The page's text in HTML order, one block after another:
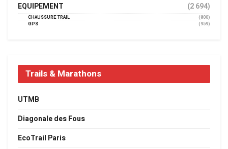
EQUIPEMENT (2 694)
CHAUSSURE TRAIL
(800)
GPS
(959)
Trails & Marathons
UTMB
Diagonale des Fous
EcoTrail Paris